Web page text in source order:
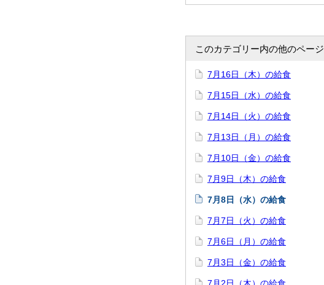
このカテゴリー内の他のページ
7月16日（木）の給食
7月15日（水）の給食
7月14日（火）の給食
7月13日（月）の給食
7月10日（金）の給食
7月9日（木）の給食
7月8日（水）の給食
7月7日（火）の給食
7月6日（月）の給食
7月3日（金）の給食